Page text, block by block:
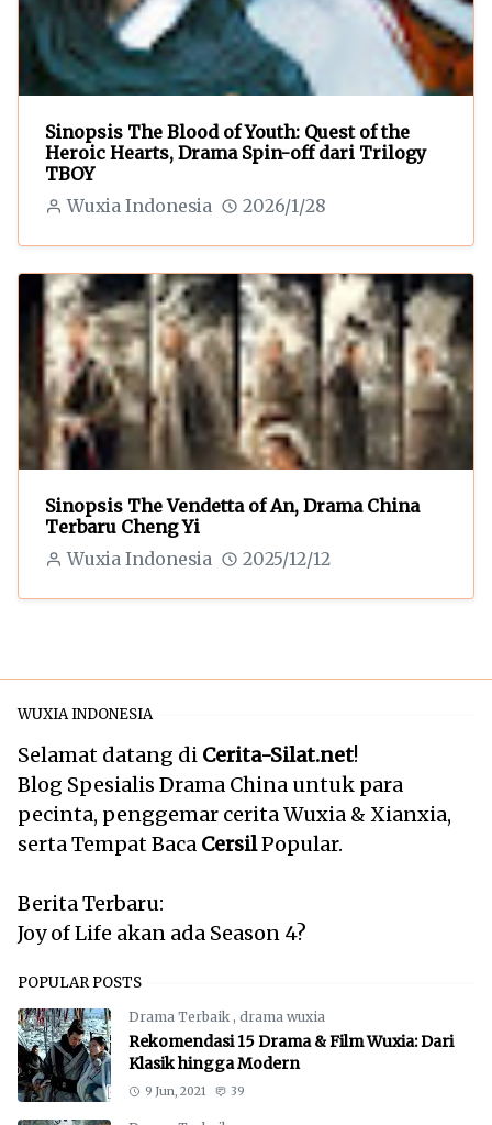
Sinopsis The Blood of Youth: Quest of the
Heroic Hearts, Drama Spin-off dari Trilogy
TBOY
Wuxia Indonesia 2026/1/28
Sinopsis The Vendetta of An, Drama China
Terbaru Cheng Yi
Wuxia Indonesia 2025/12/12
WUXIA INDONESIA
Selamat datang di Cerita-Silat.net!
Blog Spesialis Drama China untuk para
pecinta, penggemar cerita Wuxia & Xianxia,
serta Tempat Baca CersilPopular.
Berita Terbaru:
Joy of Life akan ada Season 4?
POPULAR POSTS
Drama Terbaik , drama wuxia
Rekomendasi 15 Drama & Film Wuxia: Dari
Klasik hingga Modern
9 Jun, 2021 39